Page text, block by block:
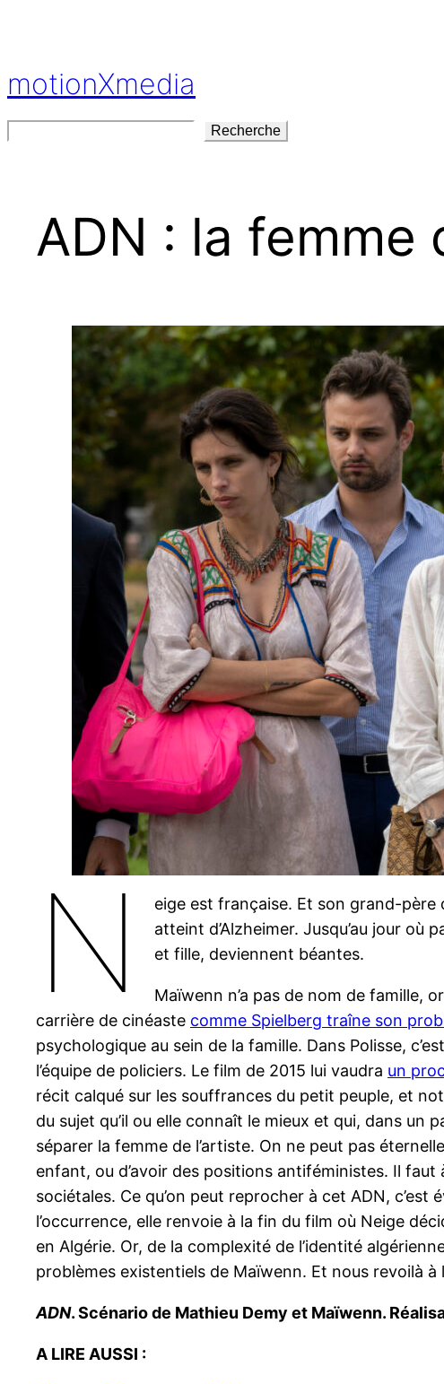
motionXmedia
Recherche
ADN : la femme
N
eige est française. Et son grand-père
atteint d’Alzheimer. Jusqu’au jour
et fille, deviennent béantes.
Maïwenn n’a pas de nom de famille,
carrière de cinéaste comme Spielberg traîne son
psychologique au sein de la famille. Dans Polisse,
l’équipe de policiers. Le film de 2015 lui vaudra un
récit calqué sur les souffrances du petit peuple, et
du sujet qu’il ou elle connaît le mieux et qui, dans
séparer la femme de l’artiste. On ne peut pas
enfant, ou d’avoir des positions antiféministes. Il
sociétales. Ce qu’on peut reprocher à cet ADN,
l’occurrence, elle renvoie à la fin du film où Neige
en Algérie. Or, de la complexité de l’identité
problèmes existentiels de Maïwenn. Et nous revoilà à
ADN. Scénario de Mathieu Demy et Maïwenn.
A LIRE AUSSI :